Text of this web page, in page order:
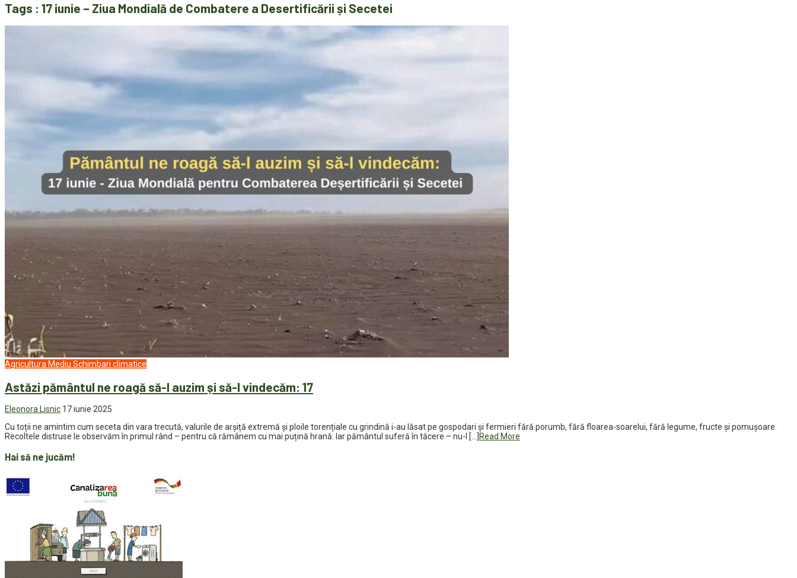
Tags : 17 iunie – Ziua Mondială de Combatere a Desertificării și Secetei
Agricultura Mediu Schimbari climatice
Astăzi pământul ne roagă să-l auzim și să-l vindecăm: 17
Eleonora Lisnic 17 iunie 2025
Cu toții ne amintim cum seceta din vara trecută, valurile de arșiță extremă și ploile torențiale cu grindină i-au lăsat pe gospodari și fermieri fără porumb, fără floarea-soarelui, fără legume, fructe și pomușoare.
Recoltele distruse le observăm în primul rând – pentru că rămânem cu mai puțină hrană. Iar pământul suferă în tăcere – nu-l […] Read More
Hai să ne jucăm!